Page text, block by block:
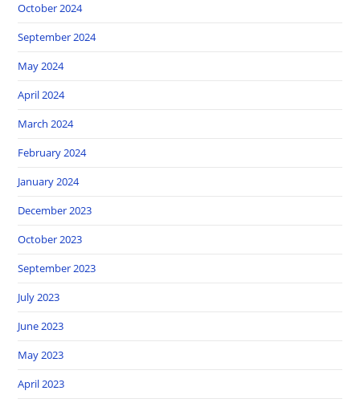
October 2024
September 2024
May 2024
April 2024
March 2024
February 2024
January 2024
December 2023
October 2023
September 2023
July 2023
June 2023
May 2023
April 2023